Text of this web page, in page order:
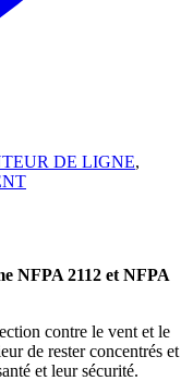
DE LIGNE,
NFPA 2112 et NFPA
contre le vent et le
de rester concentrés et
et leur sécurité.